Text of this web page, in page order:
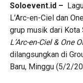
Soloevent.id –
L’Arc-en-Ciel dan
grup musik dari Kota
L’Arc-en-Ciel & One
dilangsungkan di
Baru, Minggu (5/2/